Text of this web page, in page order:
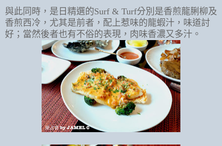
與此同時，是日精選的Surf & Turf分別是香煎龍脷柳及
香煎西冷，尤其是前者，配上惹味的龍蝦汁，味道討
好；當然後者也有不俗的表現，肉味香濃又多汁。